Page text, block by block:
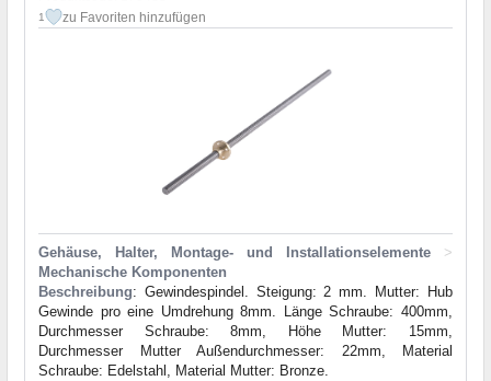
1 zu Favoriten hinzufügen
Gehäuse, Halter, Montage- und Installationselemente
>
Mechanische Komponenten
Beschreibung: Gewindespindel. Steigung: 2 mm. Mutter: Hub
Gewinde pro eine Umdrehung 8mm. Länge Schraube: 400mm,
Durchmesser Schraube: 8mm, Höhe Mutter: 15mm,
Durchmesser Mutter Außendurchmesser: 22mm, Material
Schraube: Edelstahl, Material Mutter: Bronze.